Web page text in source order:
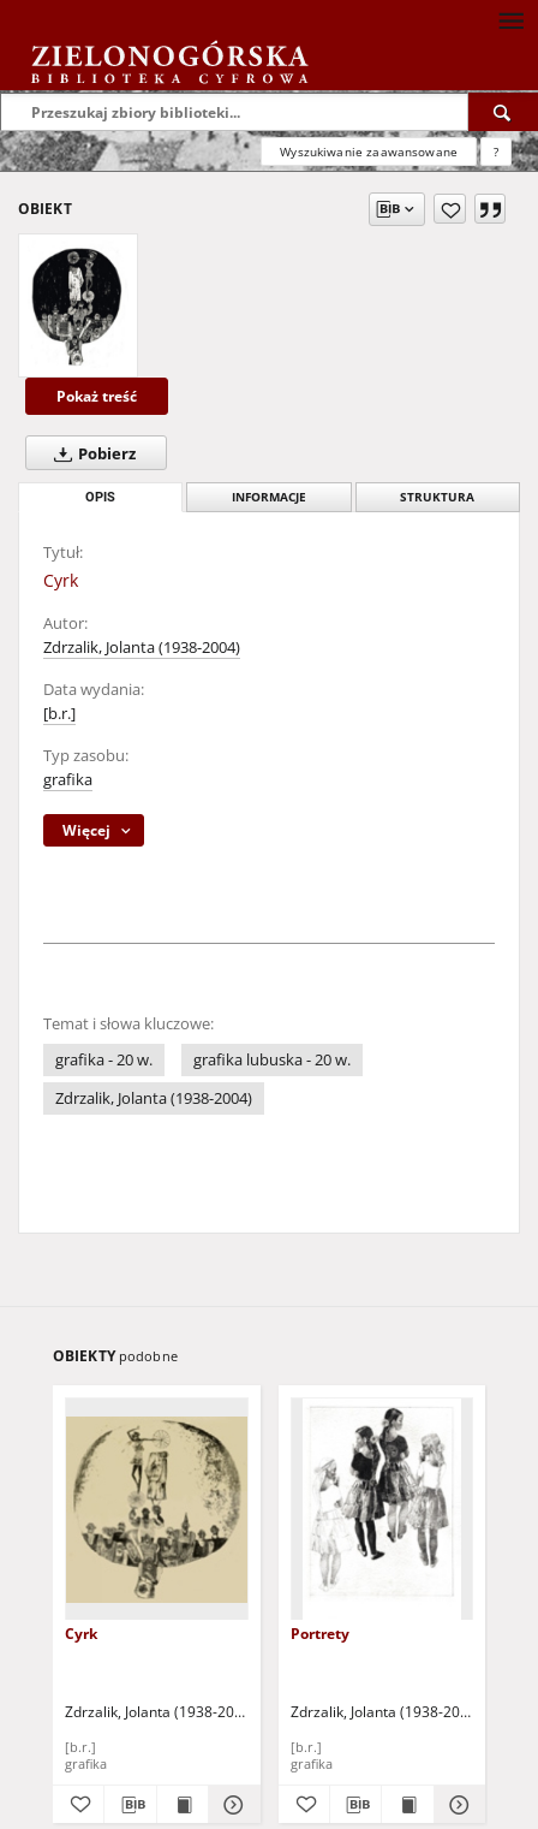
Wyszukiwanie zaawansowane ?
OBIEKT
Pokaż treść
Pobierz
OPIS INFORMACJE STRUKTURA
Tytuł:
Cyrk
Autor:
Zdrzalik, Jolanta (1938-2004)
Data wydania:
[b.r.]
Typ zasobu:
grafika
Więcej
Temat i słowa kluczowe:
grafika - 20 w.
grafika lubuska - 20 w.
Zdrzalik, Jolanta (1938-2004)
OBIEKTY podobne
Cyrk
Zdrzalik, Jolanta (1938-2004)
[b.r.]
grafika
Portrety
Zdrzalik, Jolanta (1938-2004)
[b.r.]
grafika